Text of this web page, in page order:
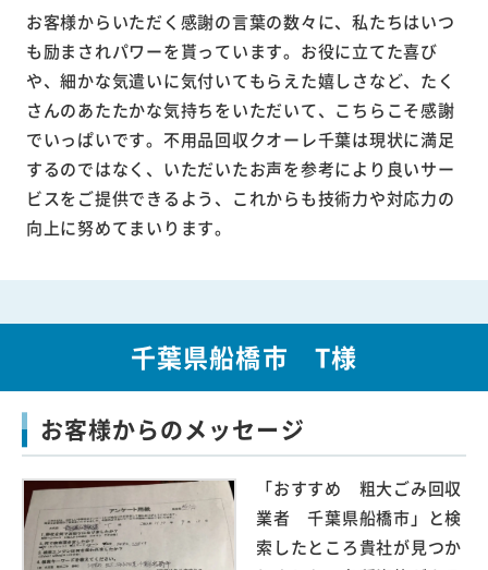
お客様からいただく感謝の言葉の数々に、私たちはいつ
も励まされパワーを貰っています。お役に立てた喜び
や、細かな気遣いに気付いてもらえた嬉しさなど、たく
さんのあたたかな気持ちをいただいて、こちらこそ感謝
でいっぱいです。不用品回収クオーレ千葉は現状に満足
するのではなく、いただいたお声を参考により良いサー
ビスをご提供できるよう、これからも技術力や対応力の
向上に努めてまいります。
千葉県船橋市 T様
お客様からのメッセージ
「おすすめ 粗大ごみ回収
業者 千葉県船橋市」と検
索したところ貴社が見つか